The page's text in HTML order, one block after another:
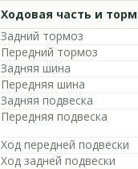
Ходовая часть и
Задний тормоз
Передний тормоз
Задняя шина
Передняя шина
Задняя подвеска
Передняя подвеска
Ход передней подвески
Ход задней подвески